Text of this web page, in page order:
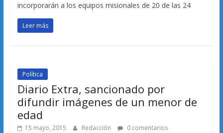
incorporarán a los equipos misionales de 20 de las 24
Leer más
Política
Diario Extra, sancionado por
difundir imágenes de un menor de
edad
15 mayo, 2015 Redacción 0 comentarios